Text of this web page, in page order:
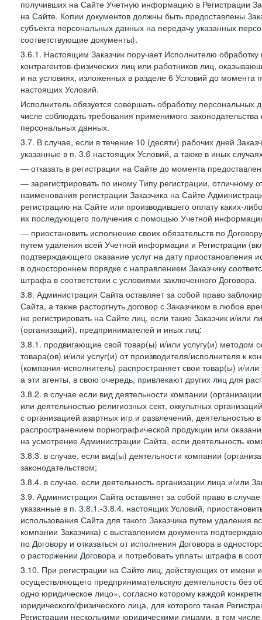
получивших на Сайте Учетную информацию в Регистрации
на Сайте. Копии документов должны быть предоставлены
субъекта персональных данных на передачу указанных
соответствующие документы).
3.6.1. Настоящим Заказчик поручает Исполнителю
контрагентов-физических лиц или работников лиц,
и на условиях, изложенных в разделе 6 Условий до момента
настоящих Условий.
Исполнитель обязуется совершать обработку
числе соблюдать требования применимого
персональных данных.
3.7. В случае, если в течение 10 (десяти) рабочих дней
указанные в п. 3.6 настоящих Условий, а также в иных
— отказать в регистрации на Сайте до момента
— зарегистрировать по иному Типу регистрации, отличному
наименования регистрации Заказчика на Сайте
регистрацию на Сайте или производившего оплату каких-
их последующего получения с помощью Учетной
— приостановить исполнение своих обязательств по
путем удаления всей Учетной информации и Регистрации
подтверждающего оказание услуг на дату приостановления
в одностороннем порядке с направлением Заказчику
штрафа в соответствии с условиями заключенного Договора.
3.8. Администрация Сайта оставляет за собой право
Сайта, а также расторгнуть договор с Заказчиком в любое
не регистрировать на Сайте лиц, если такие Заказчик и/
(организаций), предпринимателей и иных лиц:
3.8.1. продвигающие свой товар(ы) и/или услугу(и) методом
товара(ов) и/или услуг(и) от производителя/исполнителя к
(компания-исполнитель) распространяет свои товар(ы) и/
а эти агенты, в свою очередь, привлекают других лиц для
3.8.2. в случае если вид деятельности компании
или деятельностью религиозных сект, оккультных
с организацией азартных игр и развлечений,
распространением порнографической продукции или
на усмотрение Администрации Сайта, если деятельность
3.8.3. в случае, если вид(ы) деятельности компании
законодательством;
3.8.4. в случае, если деятельность организации лица и/или
3.9. Администрация Сайта оставляет за собой право в
указанные в п. 3.8.1.-3.8.4. настоящих Условий,
использования Сайта для такого Заказчика путем
компании Заказчика) с выставлением документа
по Договору и отказаться от исполнения Договора в
о расторжении Договора и потребовать уплаты штрафа в
3.10. При регистрации на Сайте лиц, действующих от имени
осуществляющего предпринимательскую деятельность без
одно юридическое лицо», согласно которому каждой
юридического/физического лица, для которого такая
Регистрации несколькими юридическими лицами, в том